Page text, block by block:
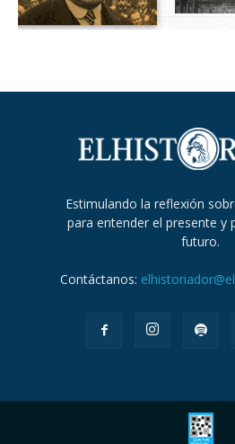
Estimulando la reflexión
para entender el presente y
futuro.
Contáctanos: